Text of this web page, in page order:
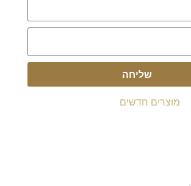
שליחה
מוצרים חדשים